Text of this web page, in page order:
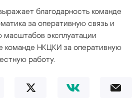
благодарность команде
за оперативную связь и
масштабов эксплуатации
команде НКЦКИ за оперативную
работу.